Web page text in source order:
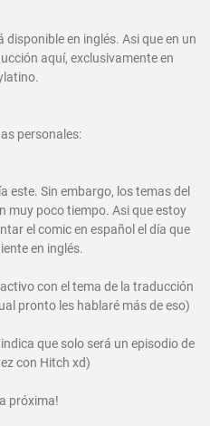
en inglés. Asi que en un
aquí, exclusivamente en
personales:
este. Sin embargo, los temas del
muy poco tiempo. Asi que estoy
el comic en español el día que
en inglés.
con el tema de la traducción
pronto les hablaré más de eso)
que solo será un episodio de
con Hitch xd)
próxima!